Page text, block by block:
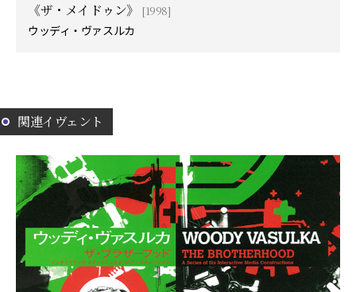
《ザ・メイドゥン》
[1998]
ウッディ・ヴァスルカ
関連イヴェント